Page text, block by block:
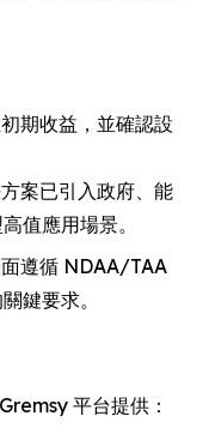
期收益，並確認設
案已引入政府、能
值應用場景。
遵循 NDAA/TAA
鍵要求。
平台提供：